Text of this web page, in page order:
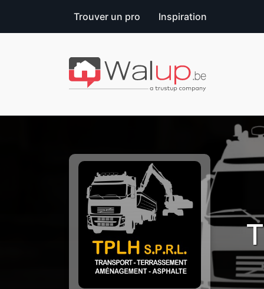
Trouver un pro Inspiration